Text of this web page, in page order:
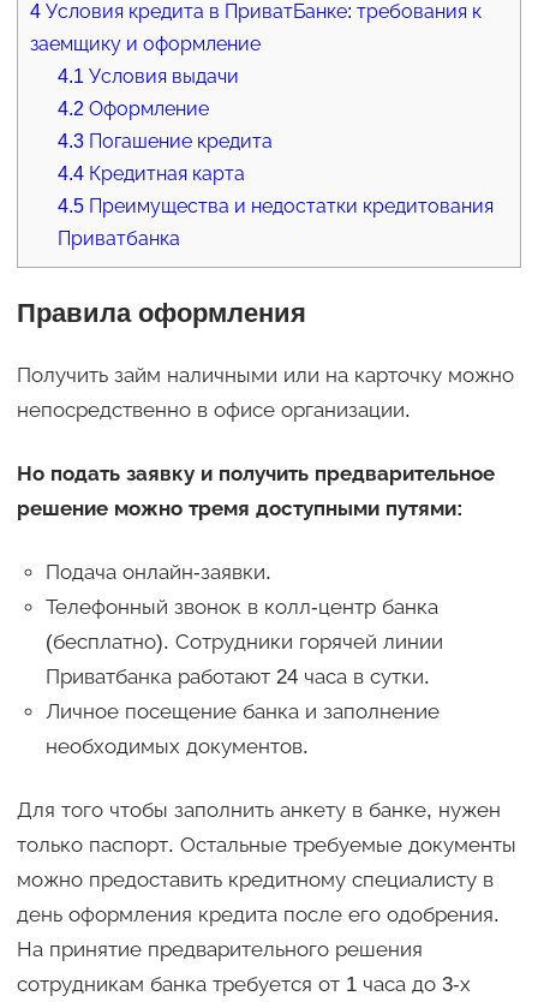
4Условия кредита в ПриватБанке: требования к
заемщику и оформление
4.1 Условия выдачи
4.2 Оформление
4.3 Погашение кредита
4.4 Кредитная карта
4.5 Преимущества и недостатки кредитования
Приватбанка
Правила оформления
Получить займ наличными или на карточку можно
непосредственно в офисе организации.
Но подать заявку и получить предварительное
решение можно тремя доступными путями:
Подача онлайн-заявки.
Телефонный звонок в колл-центр банка
(бесплатно). Сотрудники горячей линии
Приватбанка работают 24 часа в сутки.
Личное посещение банка и заполнение
необходимых документов.
Для того чтобы заполнить анкету в банке, нужен
только паспорт. Остальные требуемые документы
можно предоставить кредитному специалисту в
день оформления кредита после его одобрения.
На принятие предварительного решения
сотрудникам банка требуется от 1 часа до 3-х